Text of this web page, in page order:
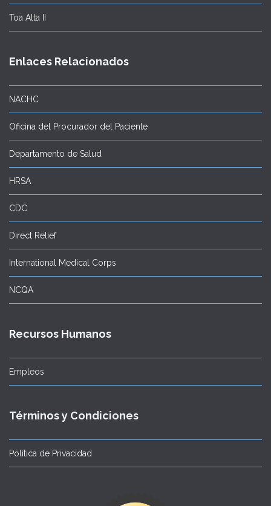
Toa Alta II
Enlaces Relacionados
NACHC
Oficina del Procurador del Paciente
Departamento de Salud
HRSA
CDC
Direct Relief
International Medical Corps
NCQA
Recursos Humanos
Empleos
Términos y Condiciones
Política de Privacidad